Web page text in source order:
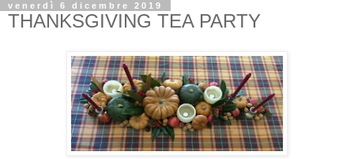
venerdì 6 dicembre 2019
THANKSGIVING TEA PARTY